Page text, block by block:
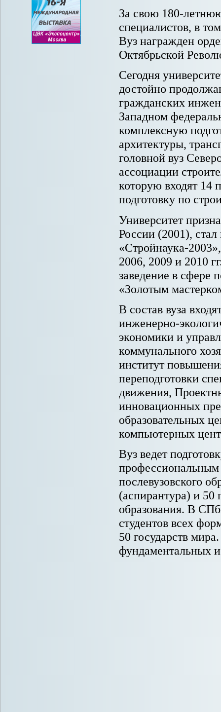
За свою 180-
специалистов, в
Вуз награжден
Октябрьской
Сегодня
достойно
гражданских
Западном
комплексную
архитектуры,
головной вуз
ассоциации
которую входят
подготовку по
Университет
России (2001), стал
«Стройнаука-
2006, 2009 и 2010
заведение в сфере
«Золотым
В состав вуза
инженерно-
экономики и
коммунального
институт
переподготовки
движения,
инновационных
образовательных
компьютерных
Вуз ведет
послевузовского
(аспирантура) и 50
образования. В
студентов всех
50 государств
фундаментальных